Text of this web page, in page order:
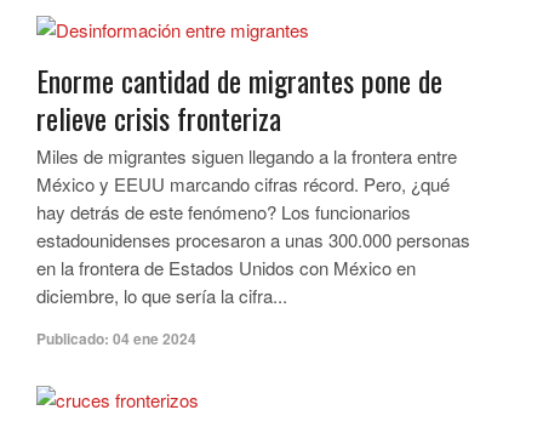
Enorme cantidad de migrantes pone de
relieve crisis fronteriza
Miles de migrantes siguen llegando a la frontera entre
México y EEUU marcando cifras récord. Pero, ¿qué
hay detrás de este fenómeno? Los funcionarios
estadounidenses procesaron a unas 300.000 personas
en la frontera de Estados Unidos con México en
diciembre, lo que sería la cifra...
Publicado: 04 ene 2024